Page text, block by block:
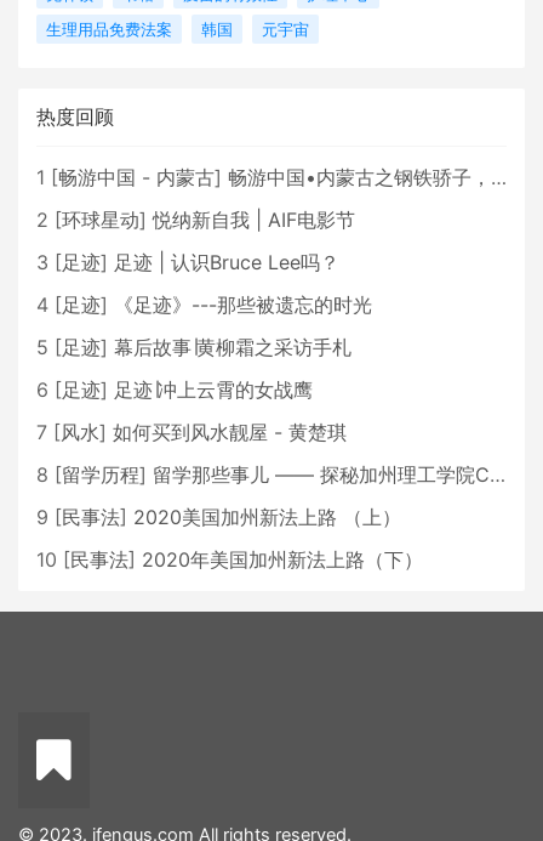
生理用品免费法案
韩国 元宇宙
热度回顾
1 [畅游中国 - 内蒙古] 畅游中国•内蒙古之钢铁骄子，魅力包头
2 [环球星动] 悦纳新自我 | AIF电影节
3 [足迹] 足迹 | 认识Bruce Lee吗？
4 [足迹]
《足迹》---那些被遗忘的时光
5 [足迹] 幕后故事∣黄柳霜之采访手札
6 [足迹] 足迹∣冲上云霄的女战鹰
7 [风水] 如何买到风水靓屋 - 黄楚琪
8 [留学历程] 留学那些事儿 —— 探秘加州理工学院Caltech博士生活 [上集]
9 [民事法] 2020美国加州新法上路 （上）
10 [民事法] 2020年美国加州新法上路（下）
© 2023. ifengus.com All rights reserved.